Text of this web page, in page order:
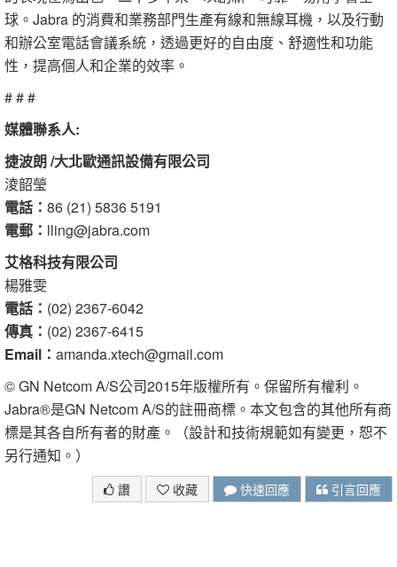
球。Jabra 的消費和業務部門生產有線和無線耳機，以及行動
和辦公室電話會議系統，透過更好的自由度、舒適性和功能
性，提高個人和企業的效率。
# # #
媒體聯系人:
捷波朗 /大北歐通訊設備有限公司
淩韶瑩
電話： 86 (21) 5836 5191
電郵： lling@jabra.com
艾格科技有限公司
楊雅雯
電話： (02) 2367-6042
傳真： (02) 2367-6415
Email： amanda.xtech@gmail.com
© GN Netcom A/S公司2015年版權所有。保留所有權利。
Jabra®是GN Netcom A/S的註冊商標。本文包含的其他所有商
標是其各自所有者的財產。（設計和技術規範如有變更，恕不
另行通知。）
讚 收藏 快速回應 引言回應